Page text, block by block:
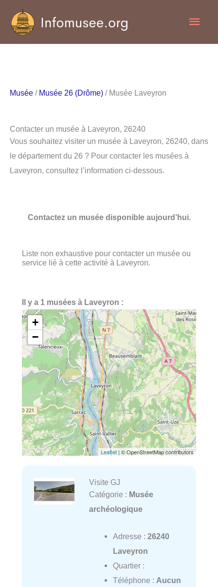
contenu
Musée / Musée 26 (Drôme) / Musée Laveyron
Contacter un musée à Laveyron, 26240
Vous souhaitez visiter un musée à Laveyron, 26240, dans
le département du 26 ? Pour contacter les musées à
Laveyron, consultez l’information ci-dessous.
Contactez un musée disponible aujourd’hui.
Liste non exhaustive pour contacter un musée ou
service lié à cette activité à Laveyron.
Il y a 1 musées à Laveyron :
+
−
Leaflet | © OpenStreetMap contributors
Visite GJ
Catégorie : Musée
archéologique
Adresse : 26240
Laveyron
Quartier :
Téléphone : Aucun